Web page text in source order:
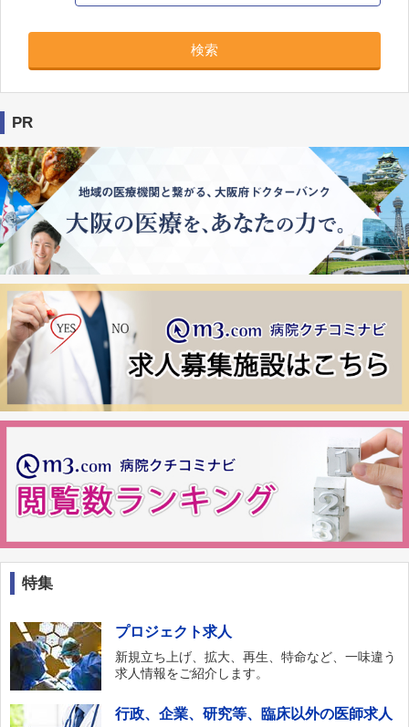
検索
PR
特集
プロジェクト求人
新規立ち上げ、拡大、再生、特命など、一味違う
求人情報をご紹介します。
行政、企業、研究等、臨床以外の医師求人